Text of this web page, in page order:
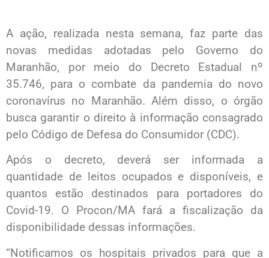
A ação, realizada nesta semana, faz parte das
novas medidas adotadas pelo Governo do
Maranhão, por meio do Decreto Estadual nº
35.746, para o combate da pandemia do novo
coronavírus no Maranhão. Além disso, o órgão
busca garantir o direito à informação consagrado
pelo Código de Defesa do Consumidor (CDC).
Após o decreto, deverá ser informada a
quantidade de leitos ocupados e disponíveis, e
quantos estão destinados para portadores do
Covid-19. O Procon/MA fará a fiscalização da
disponibilidade dessas informações.
“Notificamos os hospitais privados para que a